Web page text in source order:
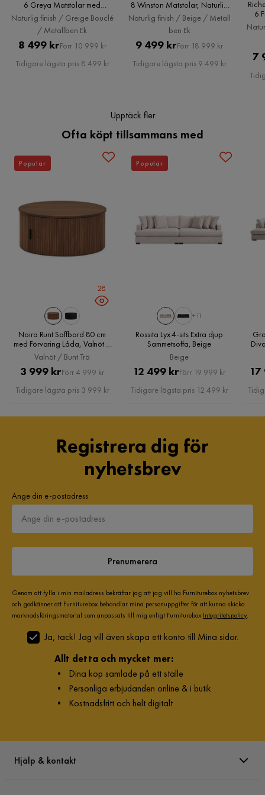
Montering krävs
Brand
Färgnamn Naturlig finish
Färg
Ingår i paket
Greige
Greya Matstol med armstöd
Sittdjup 47 cm
Djup 56 cm
Sitthöjd 49 cm
Materialutseende
Material stomme
Material ben
Klädselutseende Bouclé
Träslagsutseende Ek
Material klädsel Polyester
Sitsmaterial
Färg ben Ek
Färg
funktionalitet.
Elegant och stilrent design
Tillverkat av högkvalitativt MDF-material
Finns i olika storlekar
6 Greya Matstolar med
armstöd, Naturlig finish /
Greige Bouclé / Metallben Ek
Naturlig finish / Greige Bouclé
/ Metallben Ek
Pris
8 499 krOriginal
Pris
Förr 10 999 kr
Tidigare lägsta pris 8 499 kr
8 Winston Matstolar, Naturlig
finish / Beige / Metallben Ek
Naturlig finish / Beige / Metall
ben Ek
Pris
9 499 krOriginal
Pris
Förr 18 999 kr
Tidigare lägsta pris 9 499 kr
6
7
Upptäck fler
Ofta köpt tillsammans med
28
Noira Runt Soffbord 80 cm
med Förvaring Låda, Valnöt /
Bunt Trä
Valnöt / Bunt Trä
Pris
3 999 krOriginal
Pris
Förr 4 999 kr
Tidigare lägsta pris 3 999 kr
Populär
+11
Rossita Lyx 4-sits Extra djup
Sammetsoffa, Beige
Beige
Pris
12 499 krOriginal
Pris
Förr 19 999 kr
Tidigare lägsta pris 12 499 kr
Populär
Registrera dig för
nyhetsbrev
Ange din e-postadress
Prenumerera
Genom att fylla i min mailadress bekräftar jag att jag vill ha Furniturebox nyhetsbrev
och godkänner att Furniturebox behandlar mina personuppgifter för att kunna skicka
marknadsföringsmaterial som anpassats till mig enligt Furniturebox Integritetspolicy.
Ja, tack! Jag vill även skapa ett konto till Mina sidor.
Allt detta och mycket mer:
• Dina köp samlade på ett ställe
• Personliga erbjudanden online & i butik
• Kostnadsfritt och helt digitalt
Hjälp & kontakt